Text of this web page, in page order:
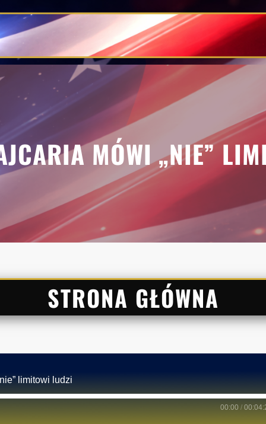
MÓWI „NIE”
STRONA GŁÓWNA
limitowi ludzi
00:00 /